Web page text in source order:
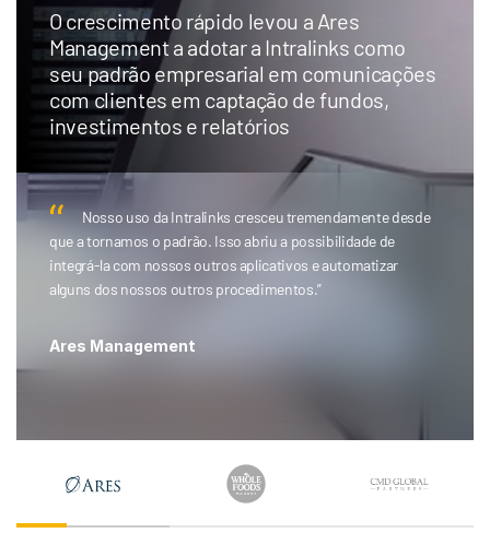
O crescimento rápido levou a Ares
Management a adotar a Intralinks como
seu padrão empresarial em comunicações
com clientes em captação de fundos,
investimentos e relatórios
Nosso uso da Intralinks cresceu tremendamente desde
que a tornamos o padrão. Isso abriu a possibilidade de
integrá-la com nossos outros aplicativos e automatizar
alguns dos nossos outros procedimentos.”
Ares Management